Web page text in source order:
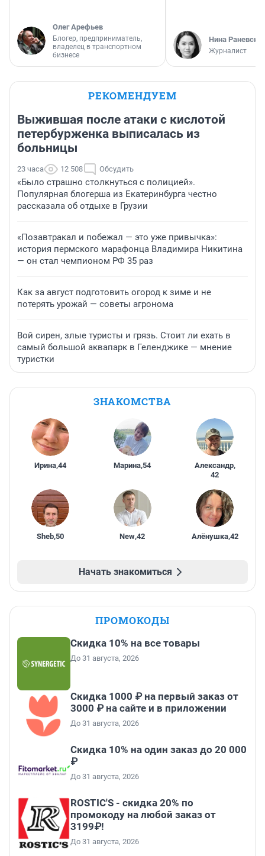
Олег Арефьев
Блогер, предприниматель,
владелец в транспортном
бизнесе
Нина
Журналист
РЕКОМЕНДУЕМ
Выжившая после атаки с кислотой
петербурженка выписалась из
больницы
23 часа 12 508 Обсудить
«Было страшно столкнуться с полицией».
Популярная блогерша из Екатеринбурга честно
рассказала об отдыхе в Грузии
«Позавтракал и побежал — это уже привычка»:
история пермского марафонца Владимира Никитина
— он стал чемпионом РФ 35 раз
Как за август подготовить огород к зиме и не
потерять урожай — советы агронома
Вой сирен, злые туристы и грязь. Стоит ли ехать в
самый большой аквапарк в Геленджике — мнение
туристки
ЗНАКОМСТВА
Ирина,44 Марина,54 Александр,
42
Sheb,50 New,42 Алёнушка,42
Начать знакомиться
ПРОМОКОДЫ
Скидка 10% на все товары
До 31 августа, 2026
Скидка 1000 ₽ на первый заказ от
3000 ₽ на сайте и в приложении
До 31 августа, 2026
Скидка 10% на один заказ до 20 000
₽
До 31 августа, 2026
ROSTIC'S - скидка 20% по
промокоду на любой заказ от
3199₽!
До 31 августа, 2026